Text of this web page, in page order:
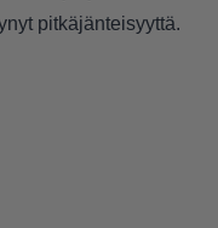
pitkäjänteisyyttä.